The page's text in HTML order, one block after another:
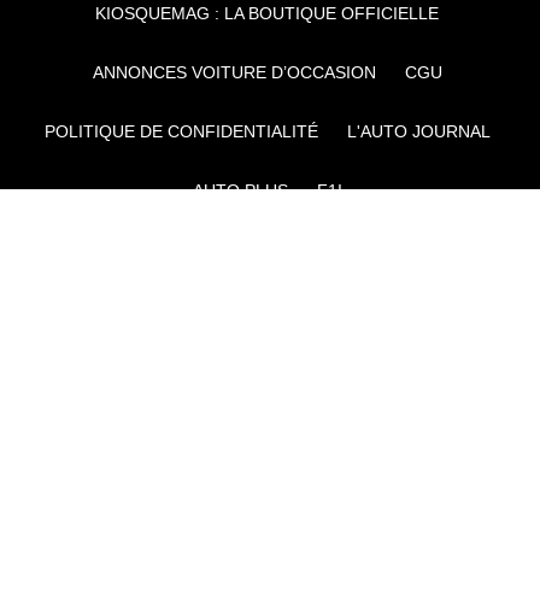
KIOSQUEMAG : LA BOUTIQUE OFFICIELLE
ANNONCES VOITURE D’OCCASION CGU
POLITIQUE DE CONFIDENTIALITÉ L'AUTO JOURNAL
AUTO PLUS F1I